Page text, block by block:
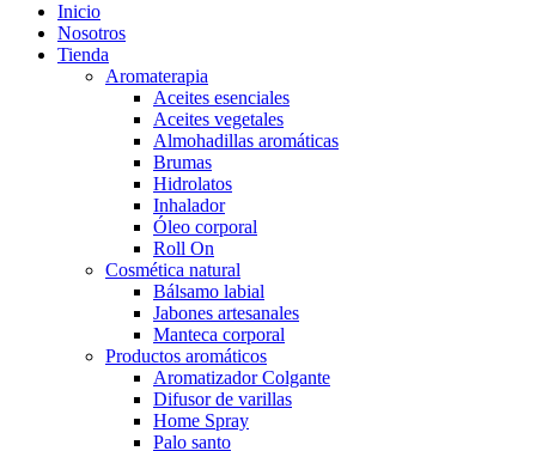
Inicio
Nosotros
Tienda
Aromaterapia
Aceites esenciales
Aceites vegetales
Almohadillas aromáticas
Brumas
Hidrolatos
Inhalador
Óleo corporal
Roll On
Cosmética natural
Bálsamo labial
Jabones artesanales
Manteca corporal
Productos aromáticos
Aromatizador Colgante
Difusor de varillas
Home Spray
Palo santo